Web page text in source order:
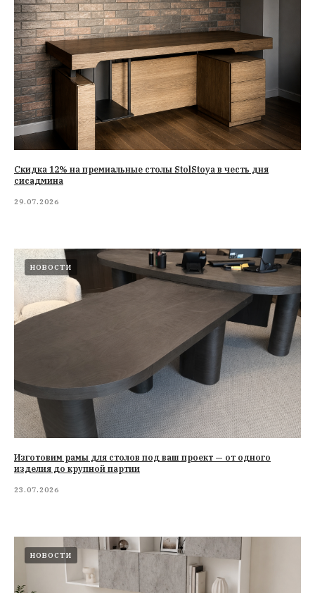
Cкидка 12% на премиальные столы StolStoya в честь дня
сисадмина
29.07.2026
НОВОСТИ
Изготовим рамы для столов под ваш проект — от одного
изделия до крупной партии
23.07.2026
НОВОСТИ